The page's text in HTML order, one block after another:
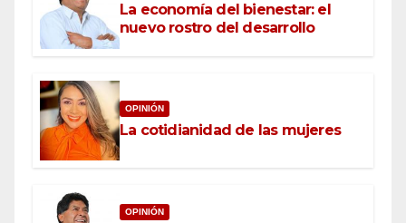
La economía del bienestar: el
nuevo rostro del desarrollo
OPINIÓN
La cotidianidad de las mujeres
OPINIÓN